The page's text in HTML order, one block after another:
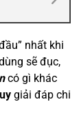
nhất khi
sẽ đục,
có gì khác
giải đáp chi